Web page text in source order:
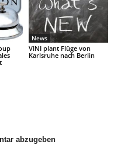
News
VINI plant Flüge von
Karlsruhe nach Berlin
abzugeben